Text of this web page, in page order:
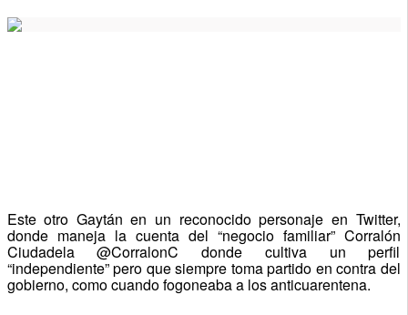
Este otro Gaytán en un reconocido personaje en Twitter,
donde maneja la cuenta del “negocio familiar” Corralón
Ciudadela @CorralonC donde cultiva un perfil
“independiente” pero que siempre toma partido en contra del
gobierno, como cuando fogoneaba a los anticuarentena.